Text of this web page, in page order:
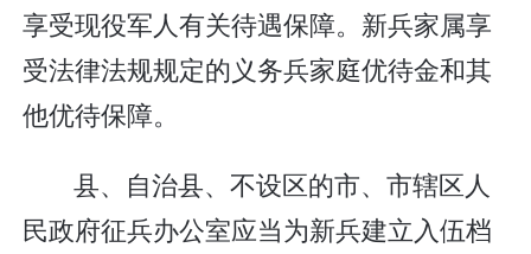
享受现役军人有关待遇保障。新兵家属享
受法律法规规定的义务兵家庭优待金和其
他优待保障。
县、自治县、不设区的市、市辖区人
民政府征兵办公室应当为新兵建立入伍档